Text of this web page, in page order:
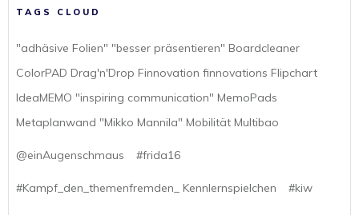
TAGS CLOUD
"adhäsive Folien" "besser präsentieren" Boardcleaner
ColorPAD Drag'n'Drop Finnovation finnovations Flipchart
IdeaMEMO "inspiring communication" MemoPads
Metaplanwand "Mikko Mannila" Mobilität Multibao
@einAugenschmaus #frida16
#Kampf_den_themenfremden_ Kennlernspielchen #kiw